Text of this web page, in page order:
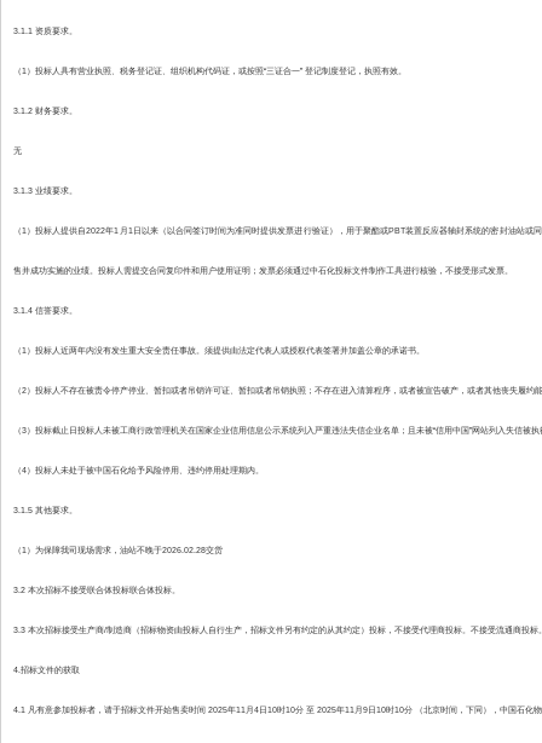
3.1.1 资质要求。
（1）投标人具有营业执照、税务登记证、组织机构代码证，或按照“三证合一” 登记制度登记，执照有效。
3.1.2 财务要求。
无
3.1.3 业绩要求。
（1）投标人提供自2022年1月1日以来（以合同签订时间为准同时提供发票进行验证），用于聚酯或PBT装置反应器轴封系统的密封油站
售并成功实施的业绩。投标人需提交合同复印件和用户使用证明；发票必须通过中石化投标文件制作工具进行核验，不接受形式发票。
3.1.4 信誉要求。
（1）投标人近两年内没有发生重大安全责任事故。须提供由法定代表人或授权代表签署并加盖公章的承诺书。
（2）投标人不存在被责令停产停业、暂扣或者吊销许可证、暂扣或者吊销执照；不存在进入清算程序，或者被宣告破产，或者其他丧失履
（3）投标截止日投标人未被工商行政管理机关在国家企业信用信息公示系统列入严重违法失信企业名单；且未被“信用中国”网站列入失信
（4）投标人未处于被中国石化给予风险停用、违约停用处理期内。
3.1.5 其他要求。
（1）为保障我司现场需求，油站不晚于2026.02.28交货
3.2 本次招标不接受联合体投标联合体投标。
3.3 本次招标接受生产商/制造商（招标物资由投标人自行生产，招标文件另有约定的从其约定）投标，不接受代理商投标。不接受流通商投标
4.招标文件的获取
4.1 凡有意参加投标者，请于招标文件开始售卖时间 2025年11月4日10时10分 至 2025年11月9日10时10分 （北京时间，下同），中国石